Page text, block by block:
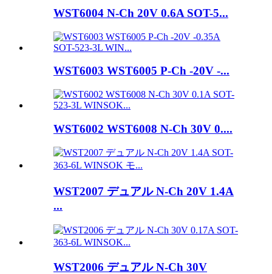
WST6004 N-Ch 20V 0.6A SOT-5...
WST6003 WST6005 P-Ch -20V -...
WST6002 WST6008 N-Ch 30V 0....
WST2007 デュアル N-Ch 20V 1.4A
...
WST2006 デュアル N-Ch 30V